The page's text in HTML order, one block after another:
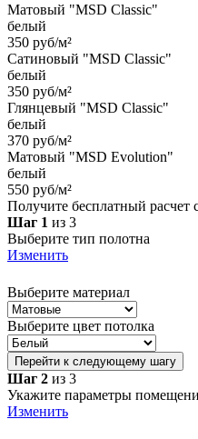
Матовый "MSD Classic"
белый
350 руб/м²
Сатиновый "MSD Classic"
белый
350 руб/м²
Глянцевый "MSD Classic"
белый
370 руб/м²
Матовый "MSD Evolution"
белый
550 руб/м²
Получите бесплатный расчет
Шаг 1 из 3
Выберите тип полотна
Изменить
Выберите материал
Выберите цвет потолка
Перейти к следующему шагу
Шаг 2 из 3
Укажите параметры
Изменить